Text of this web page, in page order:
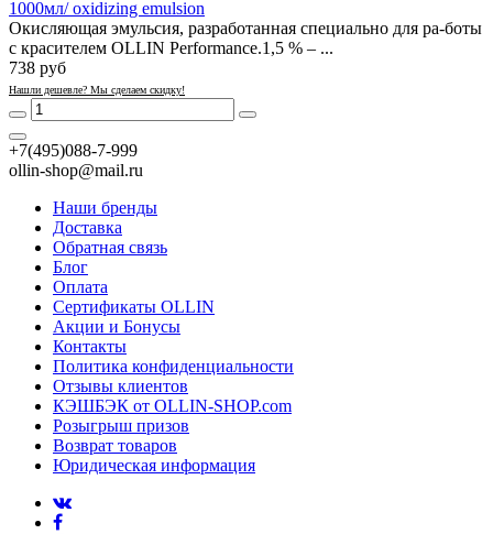
1000мл/ oxidizing emulsion
Окисляющая эмульсия, разработанная специально для ра-боты
с красителем OLLIN Performance.1,5 % – ...
738 руб
Нашли дешевле? Мы сделаем скидку!
+7(495)088-7-999
ollin-shop@mail.ru
Наши бренды
Доставка
Обратная связь
Блог
Оплата
Сертификаты OLLIN
Акции и Бонусы
Контакты
Политика конфиденциальности
Отзывы клиентов
КЭШБЭК от OLLIN-SHOP.com
Розыгрыш призов
Возврат товаров
Юридическая информация